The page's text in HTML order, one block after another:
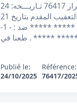
الجمهــوريّة التـونـــسيّة وزارة العـــــــــدل محكمــــــة التعقــيب عـ ـدد القرار 76417 تـاريـــخه: 24
اكتوبر 2025 أصدرت محكمة التعقيب القرار التالي : بعد الإطلاع على مطلب التعقيب المقدم بتاريخ 21
اوت 2024 من الأستاذ ***** ***** المحامي لدى التعقيب في حق : ***** ***** ***** ضد : - 1-
Publié le:
24/10/2025
Référence:
76417/